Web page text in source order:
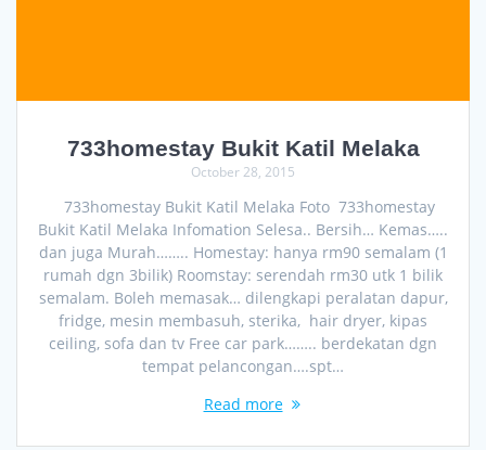
733homestay Bukit Katil Melaka
October 28, 2015
733homestay Bukit Katil Melaka Foto 733homestay
Bukit Katil Melaka Infomation Selesa.. Bersih… Kemas…..
dan juga Murah…….. Homestay: hanya rm90 semalam (1
rumah dgn 3bilik) Roomstay: serendah rm30 utk 1 bilik
semalam. Boleh memasak… dilengkapi peralatan dapur,
fridge, mesin membasuh, sterika, hair dryer, kipas
ceiling, sofa dan tv Free car park…….. berdekatan dgn
tempat pelancongan….spt…
Read more